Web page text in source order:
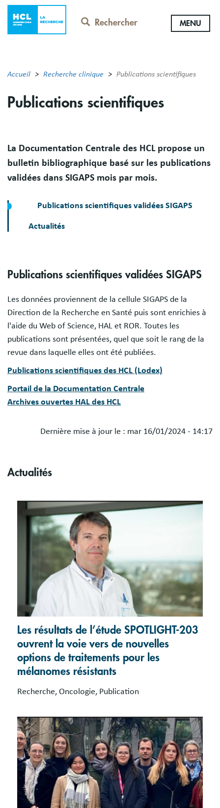
Aller
contenu
Rechercher MENU
Accueil Recherche clinique Publications scientifiques
Publications scientifiques
Résumé
La Documentation Centrale des HCL propose un
bulletin bibliographique basé sur les publications
validées dans SIGAPS mois par mois.
Publications scientifiques validées SIGAPS
Actualités
Sections
Publications scientifiques validées SIGAPS
Les données proviennent de la cellule SIGAPS de la
Direction de la Recherche en Santé puis sont enrichies à
l'aide du Web of Science, HAL et ROR. Toutes les
publications sont présentées, quel que soit le rang de la
revue dans laquelle elles ont été publiées.
Publications scientifiques des HCL (Lodex)
Portail de la Documentation Centrale
Archives ouvertes HAL des HCL
Dernière mise à jour le : mar 16/01/2024 - 14:17
Actualités
Les résultats de l’étude SPOTLIGHT-203
ouvrent la voie vers de nouvelles
options de traitements pour les
mélanomes résistants
Recherche, Oncologie, Publication